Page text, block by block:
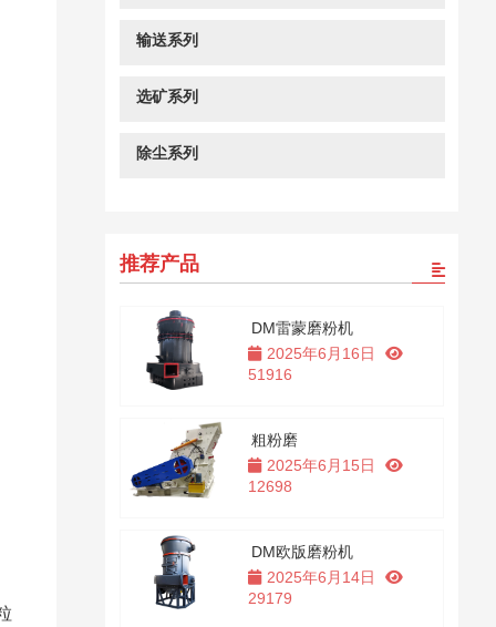
输送系列
选矿系列
除尘系列
推荐产品
DM雷蒙磨粉机
2025年6月16日
51916
粗粉磨
2025年6月15日
12698
DM欧版磨粉机
2025年6月14日
29179